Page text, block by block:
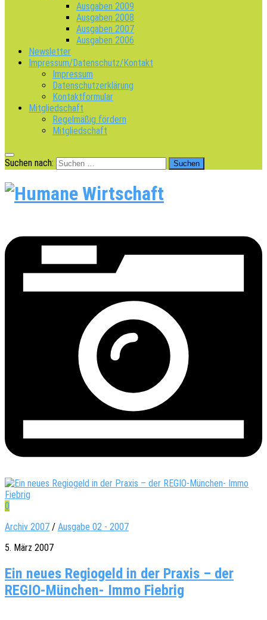
Ausgaben 2009
Ausgaben 2008
Ausgaben 2007
Ausgaben 2006
Newsletter
Impressum/Datenschutz/Kontakt
Impressum
Datenschutzerklärung
Kontaktformular
Mitgliedschaft
Regelmäßig fördern
Mitgliedschaft
Suchen nach:
0
Archiv 2007 / Ausgabe 02 - 2007
5. März 2007
Ein neues Regiogeld in der Praxis – der
REGIO-München- Immo Fiebrig